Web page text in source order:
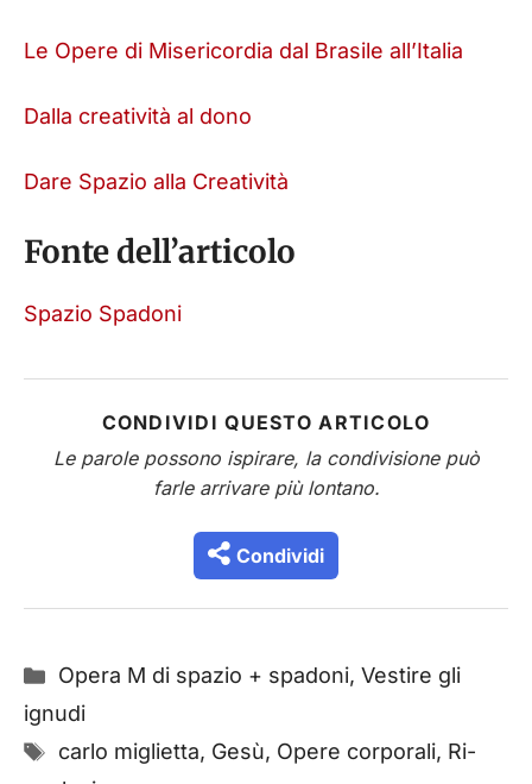
Le Opere di Misericordia dal Brasile all’Italia
Dalla creatività al dono
Dare Spazio alla Creatività
Fonte dell’articolo
Spazio Spadoni
CONDIVIDI QUESTO ARTICOLO
Le parole possono ispirare, la condivisione può
farle arrivare più lontano.
Condividi
Categorie
Opera M di spazio + spadoni, Vestire gli
ignudi
Tag
carlo miglietta, Gesù, Opere corporali, Ri-